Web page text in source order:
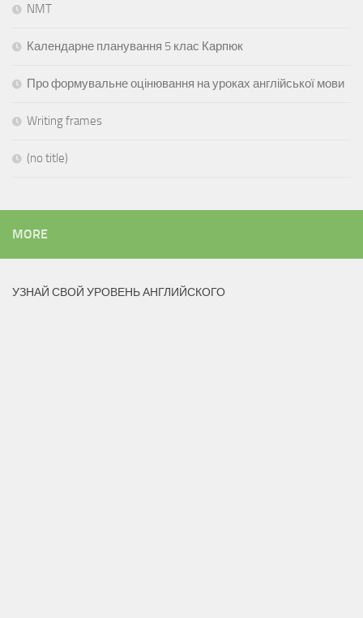
NMT
Календарне планування 5 клас Карпюк
Про формувальне оцінювання на уроках англійської мови
Writing frames
(no title)
MORE
УЗНАЙ СВОЙ УРОВЕНЬ АНГЛИЙСКОГО